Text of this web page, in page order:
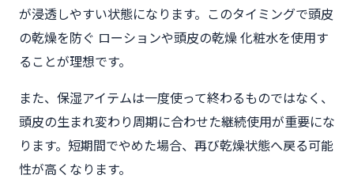
が浸透しやすい状態になります。このタイミングで頭皮
の乾燥を防ぐ ローションや頭皮の乾燥 化粧水を使用す
ることが理想です。
また、保湿アイテムは一度使って終わるものではなく、
頭皮の生まれ変わり周期に合わせた継続使用が重要にな
ります。短期間でやめた場合、再び乾燥状態へ戻る可能
性が高くなります。